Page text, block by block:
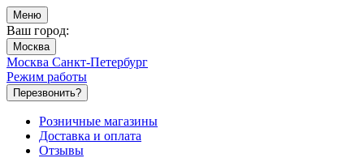
Меню
Ваш город:
Москва
Москва Санкт-Петербург
Режим работы
Перезвонить?
Розничные магазины
Доставка и оплата
Отзывы